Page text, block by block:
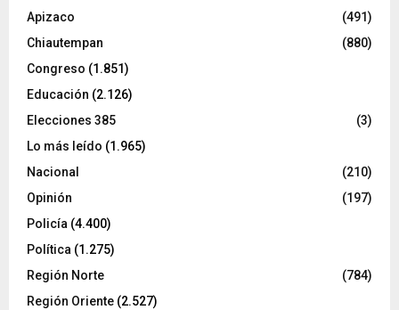
Apizaco
(491)
Chiautempan
(880)
Congreso (1.851)
Educación (2.126)
Elecciones 385
(3)
Lo más leído (1.965)
Nacional
(210)
Opinión
(197)
Policía (4.400)
Política (1.275)
Región Norte
(784)
Región Oriente (2.527)